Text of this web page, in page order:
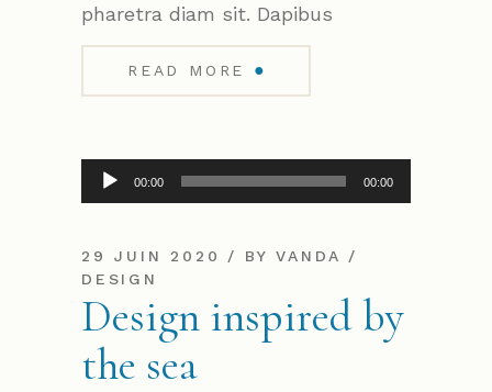
pharetra diam sit. Dapibus
READ MORE ●
Lecteur
audio
00:00 00:00
29 JUIN 2020 BY VANDA
DESIGN
Design inspired by
the sea